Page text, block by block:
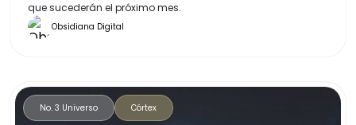
que sucederán el próximo mes.
Obsidiana Digital
No. 3 Universo Córtex